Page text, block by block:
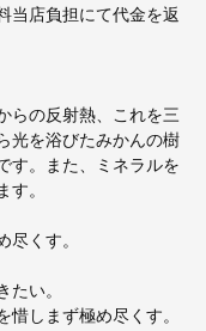
当店負担にて代金を返
らの反射熱、これを三
光を浴びたみかんの樹
す。また、ミネラルを
。
くす。
い。
しまず極め尽くす。